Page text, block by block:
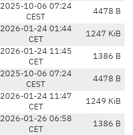
2025-10-06 07:24
CEST
4478 B
2026-01-24 01:44
CET
1247 KiB
2026-01-24 11:45
CET
1386 B
2025-10-06 07:24
CEST
4478 B
2026-01-24 11:47
CET
1249 KiB
2026-01-26 06:58
CET
1386 B